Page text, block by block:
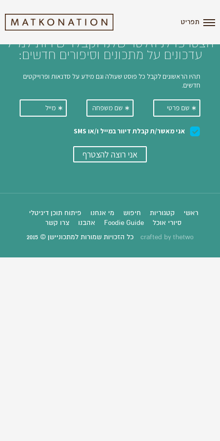
תפריט
הצטרפו לניוזלטר שלנו וקבלו ישירות למייל
עדכונים על מתכונים וסיפורים חדשים:
ראשי קטגוריות חיפוש מי אנחנו
פיתוח תוכן דיגיטלי
סיורי אוכל
Foodie Guide אהבנו צרו קשר
crafted by thetwo כל הזכויות שמורות למתכוניישן © 2015